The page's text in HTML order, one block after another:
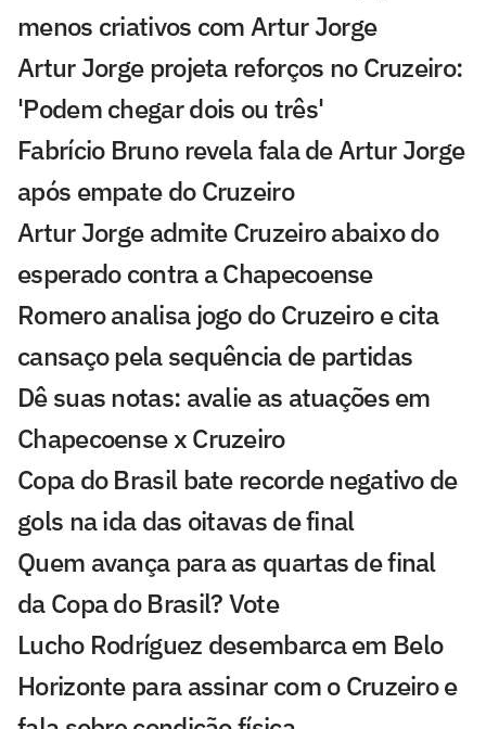
menos criativos com Artur Jorge
Artur Jorge projeta reforços no Cruzeiro:
'Podem chegar dois ou três'
Fabrício Bruno revela fala de Artur Jorge
após empate do Cruzeiro
Artur Jorge admite Cruzeiro abaixo do
esperado contra a Chapecoense
Romero analisa jogo do Cruzeiro e cita
cansaço pela sequência de partidas
Dê suas notas: avalie as atuações em
Chapecoense x Cruzeiro
Copa do Brasil bate recorde negativo de
gols na ida das oitavas de final
Quem avança para as quartas de final
da Copa do Brasil? Vote
Lucho Rodríguez desembarca em Belo
Horizonte para assinar com o Cruzeiro e